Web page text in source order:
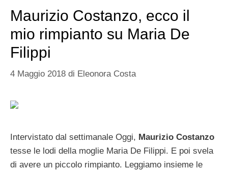
Maurizio Costanzo, ecco il
mio rimpianto su Maria De
Filippi
4 Maggio 2018 di Eleonora Costa
Intervistato dal settimanale Oggi, Maurizio Costanzo
tesse le lodi della moglie Maria De Filippi. E poi svela
di avere un piccolo rimpianto. Leggiamo insieme le